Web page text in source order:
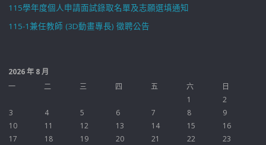
115學年度個人申請面試錄取名單及志願選填通知
115-1兼任教師 (3D動畫專長) 徵聘公告
2026 年 8 月
一
二 三 四 五 六
日
1
2
3
4 5 6 7 8
9
10
11 12 13 14 15
16
17
18 19 20 21 22
23